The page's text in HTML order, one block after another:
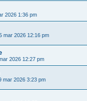
2026 1:36 pm
mar 2026 12:16 pm
2026 12:27 pm
mar 2026 3:23 pm